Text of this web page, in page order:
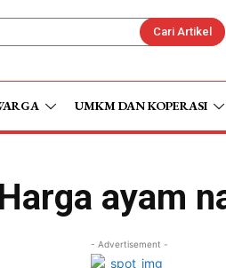
Cari Artikel
UMKM DAN KOPERASI
Harga ayam
- Advertisement -